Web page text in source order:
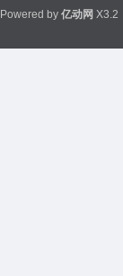
Powered by 亿动网 X3.2